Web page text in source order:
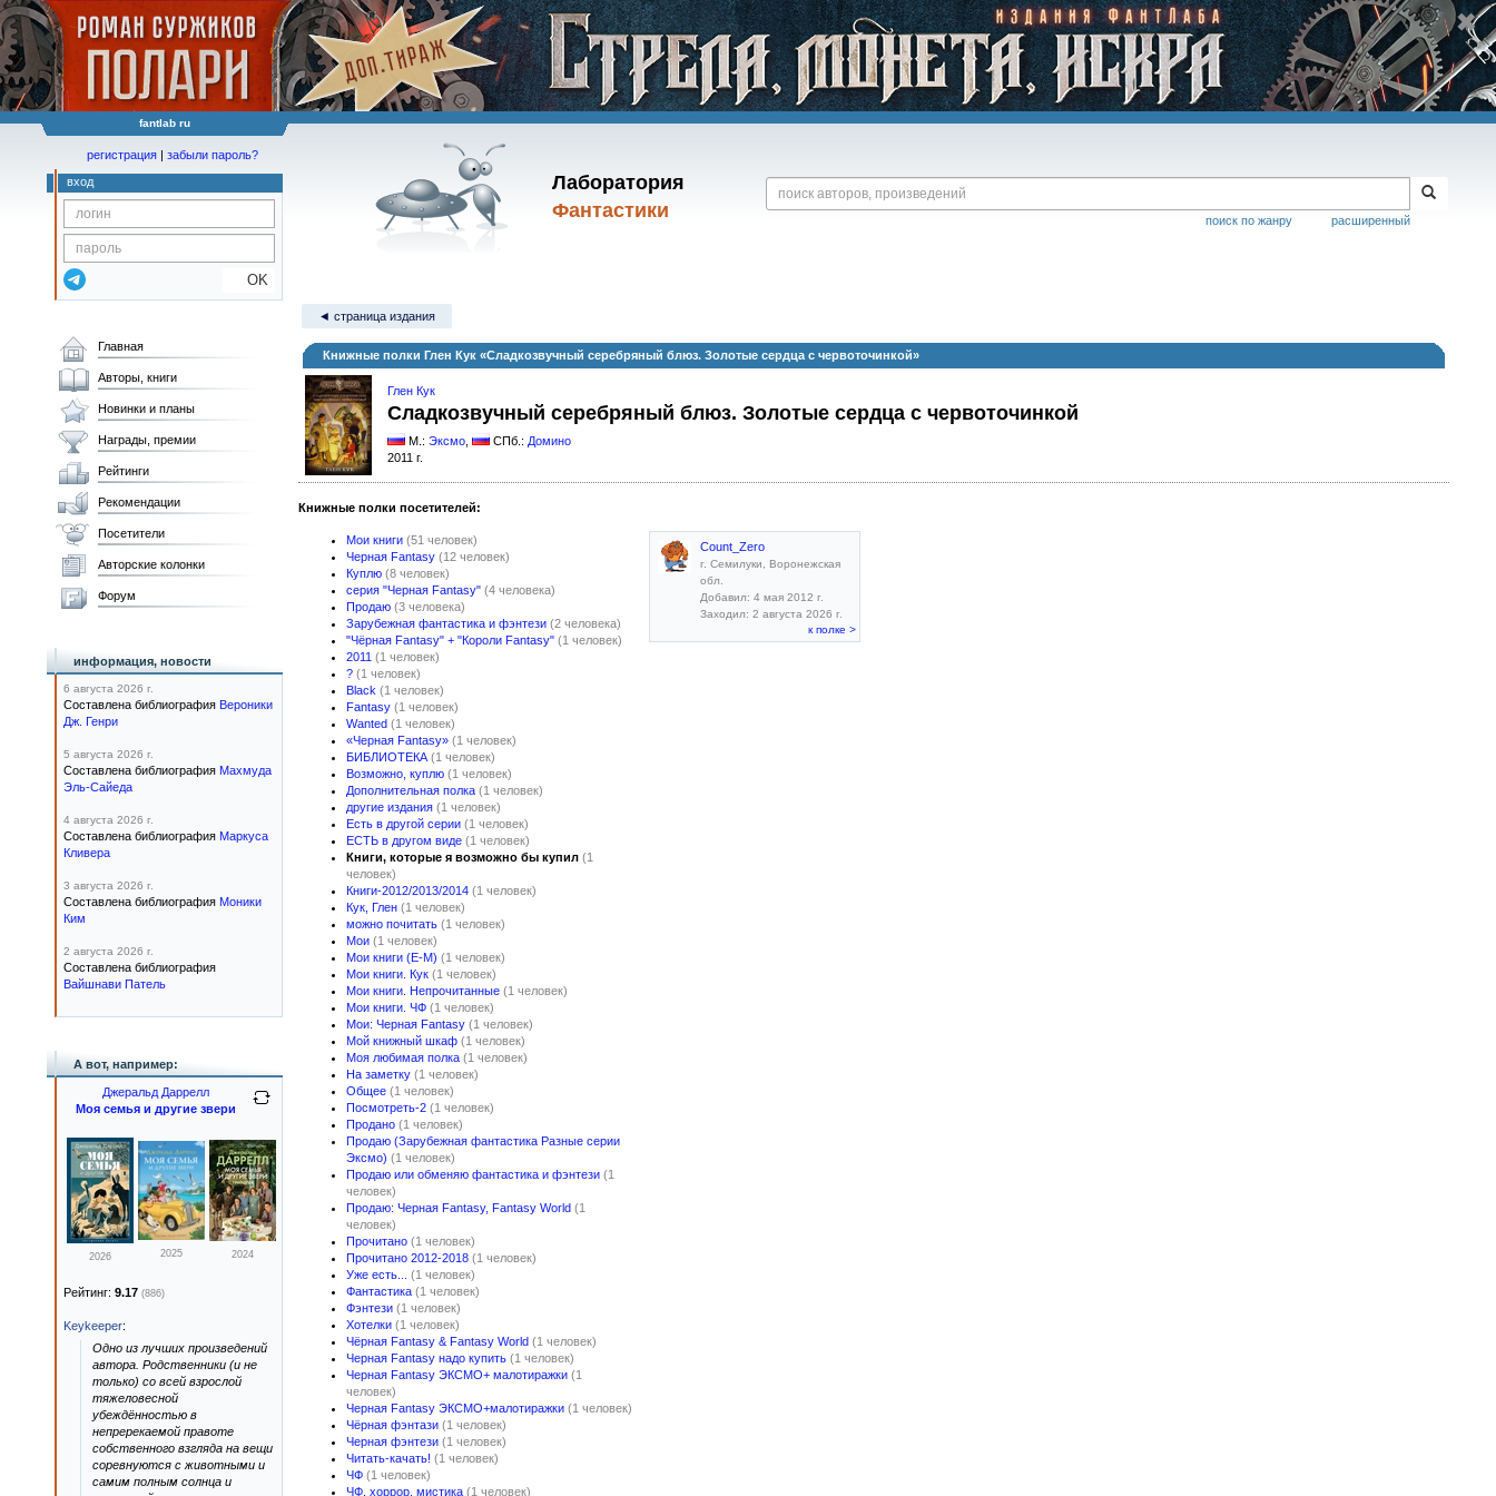
fantlab ru
Лаборатория
Фантастики
расширенный
поиск по жанру
регистрация | забыли пароль?
вход
OK
◄ страница издания
Книжные полки Глен Кук «Сладкозвучный серебряный блюз. Золотые сердца с червоточинкой»
Глен Кук
Сладкозвучный серебряный блюз. Золотые сердца с червоточинкой
М.: Эксмо СПб.: Домино
2011 г.
Книжные полки посетителей:
Мои книги (51 человек)
Черная Fantasy (12 человек)
Куплю (8 человек)
серия "Черная Fantasy" (4 человека)
Продаю (3 человека)
Зарубежная фантастика и фэнтези (2 человека)
"Чёрная Fantasy" + "Короли Fantasy" (1 человек)
2011 (1 человек)
? (1 человек)
Black (1 человек)
Fantasy (1 человек)
Wanted (1 человек)
«Черная Fantasy» (1 человек)
БИБЛИОТЕКА (1 человек)
Возможно, куплю (1 человек)
Дополнительная полка (1 человек)
другие издания (1 человек)
Есть в другой серии (1 человек)
ЕСТЬ в другом виде (1 человек)
Книги, которые я возможно бы купил (1
человек)
Книги-2012/2013/2014 (1 человек)
Кук, Глен (1 человек)
можно почитать (1 человек)
Мои (1 человек)
Мои книги (Е-М) (1 человек)
Мои книги. Кук (1 человек)
Мои книги. Непрочитанные (1 человек)
Мои книги. ЧФ (1 человек)
Мои: Черная Fantasy (1 человек)
Мой книжный шкаф (1 человек)
Моя любимая полка (1 человек)
На заметку (1 человек)
Общее (1 человек)
Посмотреть-2 (1 человек)
Продано (1 человек)
Продаю (Зарубежная фантастика Разные серии
Эксмо) (1 человек)
Продаю или обменяю фантастика и фэнтези (1
человек)
Продаю: Черная Fantasy, Fantasy World (1
человек)
Прочитано (1 человек)
Прочитано 2012-2018 (1 человек)
Уже есть...
(1 человек)
Фантастика (1 человек)
Фэнтези (1 человек)
Хотелки (1 человек)
Чёрная Fantasy & Fantasy World (1 человек)
Черная Fantasy надо купить (1 человек)
Черная Fantasy ЭКСМО+ малотиражки (1
человек)
Черная Fantasy ЭКСМО+малотиражки (1 человек)
Чёрная фэнтази (1 человек)
Черная фэнтези (1 человек)
Читать-качать! (1 человек)
ЧФ (1 человек)
ЧФ, хоррор, мистика (1 человек)
Count_Zero
г. Семилуки, Воронежская
обл.
Добавил: 4 мая 2012 г.
Заходил: 2 августа 2026 г.
к полке >
Главная
Авторы, книги
Новинки и планы
Награды, премии
Рейтинги
Рекомендации
Посетители
Авторские колонки
Форум
информация, новости
6 августа 2026 г.
Составлена библиография Вероники
Дж. Генри
5 августа 2026 г.
Составлена библиография Махмуда
Эль-Сайеда
4 августа 2026 г.
Составлена библиография Маркуса
Кливера
3 августа 2026 г.
Составлена библиография Моники
Ким
2 августа 2026 г.
Составлена библиография
Вайшнави Патель
А вот, например:
Джеральд Даррелл
Моя семья и другие звери
2026 2025 2024
Рейтинг: 9.17 (886)
Keykeeper:
Одно из лучших произведений
автора. Родственники (и не
только) со всей взрослой
тяжеловесной
убеждённостью в
непререкаемой правоте
собственного взгляда на вещи
соревнуются с животными и
самим полным солнца и